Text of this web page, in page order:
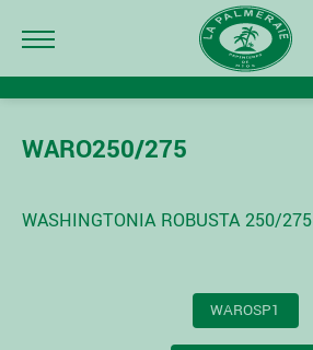
WARO250/275
WASHINGTONIA ROBUSTA 250/275
WAROSP1